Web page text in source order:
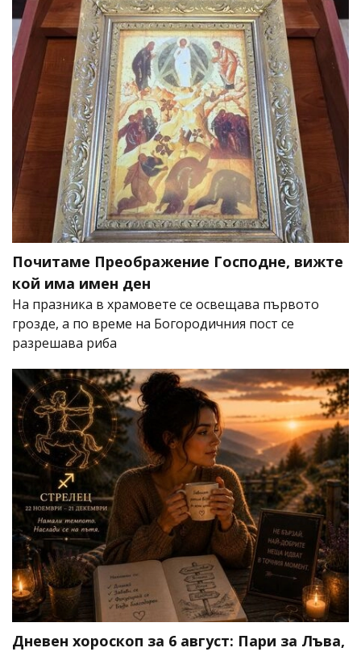
Почитаме Преображение Господне, вижте
кой има имен ден
На празника в храмовете се освещава първото
грозде, а по време на Богородичния пост се
разрешава риба
Дневен хороскоп за 6 август: Пари за Лъва,